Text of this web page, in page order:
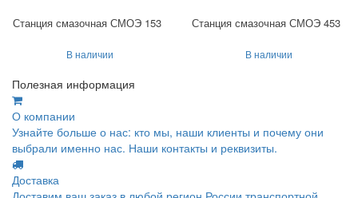
Станция смазочная СМОЭ 153
В наличии
Станция смазочная СМОЭ 453
В наличии
Полезная информация
О компании
Узнайте больше о нас: кто мы, наши клиенты и почему они
выбрали именно нас. Наши контакты и реквизиты.
Доставка